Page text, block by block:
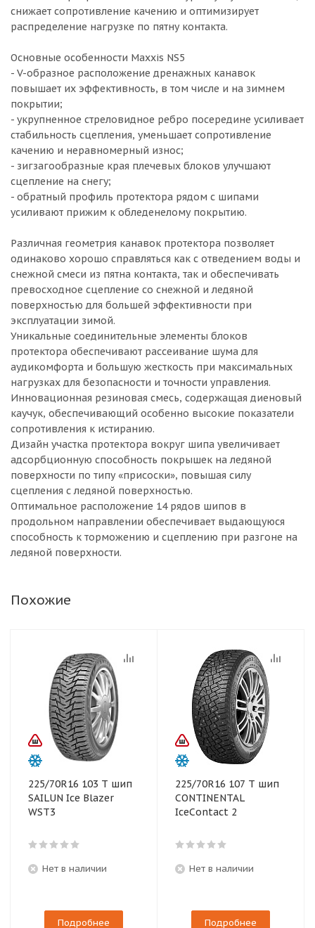
снижает сопротивление качению и оптимизирует
распределение нагрузке по пятну контакта.
Основные особенности Maxxis NS5
- V-образное расположение дренажных канавок
повышает их эффективность, в том числе и на зимнем
покрытии;
- укрупненное стреловидное ребро посередине усиливает
стабильность сцепления, уменьшает сопротивление
качению и неравномерный износ;
- зигзагообразные края плечевых блоков улучшают
сцепление на снегу;
- обратный профиль протектора рядом с шипами
усиливают прижим к обледенелому покрытию.
Различная геометрия канавок протектора позволяет
одинаково хорошо справляться как с отведением воды и
снежной смеси из пятна контакта, так и обеспечивать
превосходное сцепление со снежной и ледяной
поверхностью для большей эффективности при
эксплуатации зимой.
Уникальные соединительные элементы блоков
протектора обеспечивают рассеивание шума для
аудикомфорта и большую жесткость при максимальных
нагрузках для безопасности и точности управления.
Инновационная резиновая смесь, содержащая диеновый
каучук, обеспечивающий особенно высокие показатели
сопротивления к истиранию.
Дизайн участка протектора вокруг шипа увеличивает
адсорбционную способность покрышек на ледяной
поверхности по типу «присоски», повышая силу
сцепления с ледяной поверхностью.
Оптимальное расположение 14 рядов шипов в
продольном направлении обеспечивает выдающуюся
способность к торможению и сцеплению при разгоне на
ледяной поверхности.
Похожие
225/70R16 103 T шип
SAILUN Ice Blazer
WST3
Нет в наличии
Подробнее
225/70R16 107 T шип
CONTINENTAL
IceContact 2
Нет в наличии
Подробнее